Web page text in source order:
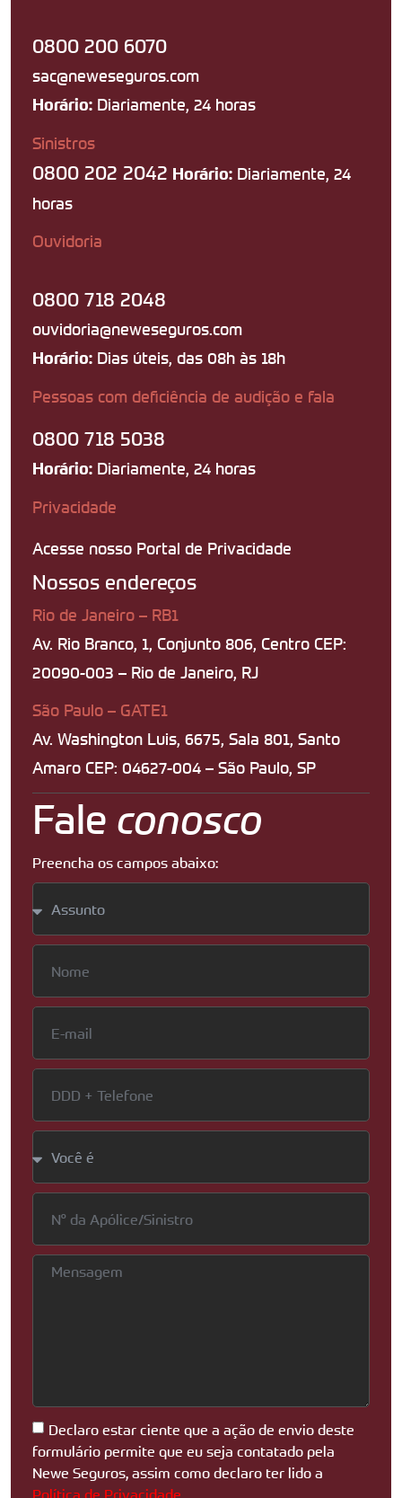
0800 200 6070
sac@neweseguros.com
Horário: Diariamente, 24 horas
Sinistros
0800 202 2042 Horário: Diariamente, 24
horas
Ouvidoria
0800 718 2048
ouvidoria@neweseguros.com
Horário: Dias úteis, das 08h às 18h
Pessoas com deficiência de audição e fala
0800 718 5038
Horário: Diariamente, 24 horas
Privacidade
Acesse nosso Portal de Privacidade
Nossos endereços
Rio de Janeiro – RB1
Av. Rio Branco, 1, Conjunto 806, Centro CEP:
20090-003 – Rio de Janeiro, RJ
São Paulo – GATE1
Av. Washington Luis, 6675, Sala 801, Santo
Amaro CEP: 04627-004 – São Paulo, SP
Fale conosco
Preencha os campos abaixo:
Declaro estar ciente que a ação de envio deste
formulário permite que eu seja contatado pela
Newe Seguros, assim como declaro ter lido a